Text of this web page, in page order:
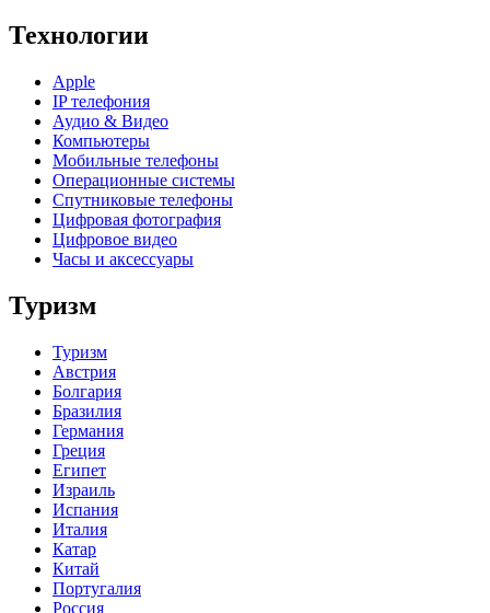
Технологии
Apple
IP телефония
Аудио & Видео
Компьютеры
Мобильные телефоны
Операционные системы
Спутниковые телефоны
Цифровая фотография
Цифровое видео
Часы и аксессуары
Туризм
Туризм
Австрия
Болгария
Бразилия
Германия
Греция
Египет
Израиль
Испания
Италия
Катар
Китай
Португалия
Россия